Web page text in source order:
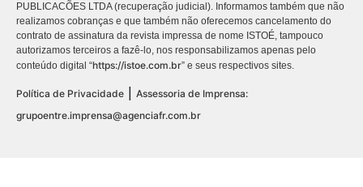
PUBLICACÕES LTDA (recuperação judicial). Informamos também que não
realizamos cobranças e que também não oferecemos cancelamento do
contrato de assinatura da revista impressa de nome ISTOÉ, tampouco
autorizamos terceiros a fazê-lo, nos responsabilizamos apenas pelo
conteúdo digital “https://istoe.com.br” e seus respectivos sites.
Política de Privacidade
Assessoria de Imprensa:
grupoentre.imprensa@agenciafr.com.br